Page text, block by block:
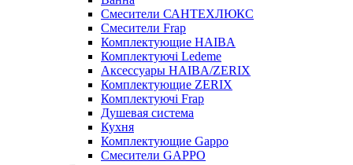
Смесители САНТЕХЛЮКС
Смесители Frap
Комплектующие HAIBA
Комплектуючі Ledeme
Аксессуары HAIBA/ZERIX
Комплектующие ZERIX
Комплектуючі Frap
Душевая система
Кухня
Комплектующие Gappo
Смесители GAPPO